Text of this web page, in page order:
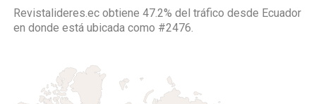
Revistalideres.ec obtiene 47.2% del tráfico desde Ecuador
en donde está ubicada como #2476.